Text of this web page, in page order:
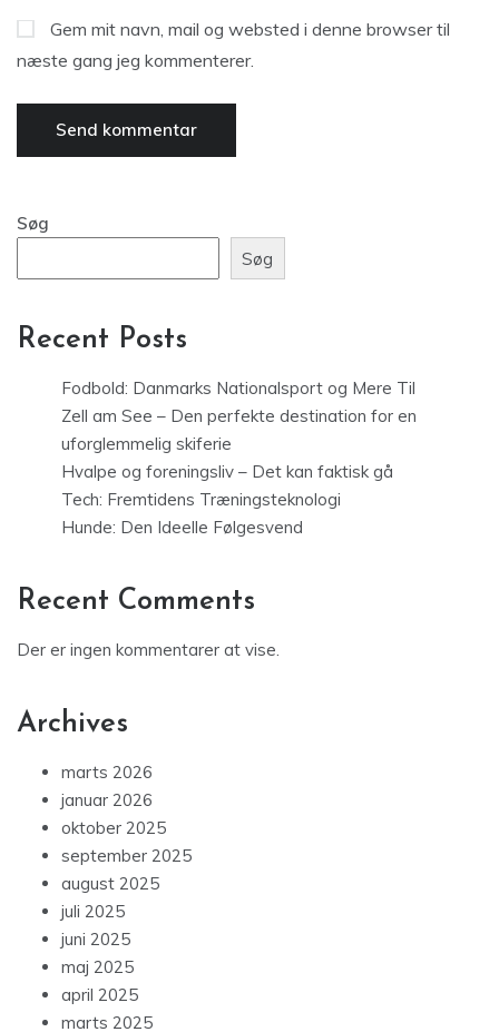
Gem mit navn, mail og websted i denne browser til
næste gang jeg kommenterer.
Søg
Søg
Recent Posts
Fodbold: Danmarks Nationalsport og Mere Til
Zell am See – Den perfekte destination for en
uforglemmelig skiferie
Hvalpe og foreningsliv – Det kan faktisk gå
Tech: Fremtidens Træningsteknologi
Hunde: Den Ideelle Følgesvend
Recent Comments
Der er ingen kommentarer at vise.
Archives
marts 2026
januar 2026
oktober 2025
september 2025
august 2025
juli 2025
juni 2025
maj 2025
april 2025
marts 2025